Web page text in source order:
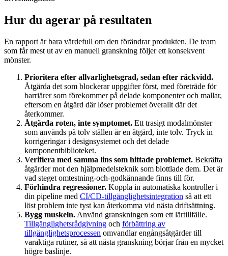
Hur du agerar på resultaten
En rapport är bara värdefull om den förändrar produkten. De team
som får mest ut av en manuell granskning följer ett konsekvent
mönster.
Prioritera efter allvarlighetsgrad, sedan efter räckvidd.
Åtgärda det som blockerar uppgifter först, med företräde för
barriärer som förekommer på delade komponenter och mallar,
eftersom en åtgärd där löser problemet överallt där det
återkommer.
Åtgärda roten, inte symptomet. Ett trasigt modalmönster
som används på tolv ställen är en åtgärd, inte tolv. Tryck in
korrigeringar i designsystemet och det delade
komponentbiblioteket.
Verifiera med samma lins som hittade problemet. Bekräfta
åtgärder mot den hjälpmedelsteknik som blottlade dem. Det är
vad steget omtestning-och-godkännande finns till för.
Förhindra regressioner. Koppla in automatiska kontroller i
din pipeline med CI/CD-tillgänglighetsintegration så att ett
löst problem inte tyst kan återkomma vid nästa driftsättning.
Bygg muskeln. Använd granskningen som ett lärtillfälle.
Tillgänglighetsrådgivning och förbättring av
tillgänglighetsprocessen omvandlar engångsåtgärder till
varaktiga rutiner, så att nästa granskning börjar från en mycket
högre baslinje.